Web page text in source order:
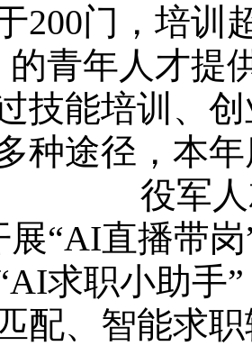
200门，培训
的青年人才提
技能培训、
种途径，本
役军
展“AI直播带
求职小助手
配、智能求